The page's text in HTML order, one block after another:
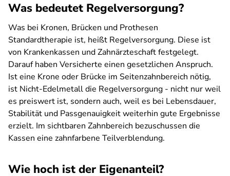
Was bedeutet Regelversorgung?
Was bei Kronen, Brücken und Prothesen
Standardtherapie ist, heißt Regelversorgung. Diese ist
von Krankenkassen und Zahnärzteschaft festgelegt.
Darauf haben Versicherte einen gesetzlichen Anspruch.
Ist eine Krone oder Brücke im Seitenzahnbereich nötig,
ist Nicht-Edelmetall die Regelversorgung - nicht nur weil
es preiswert ist, sondern auch, weil es bei Lebensdauer,
Stabilität und Passgenauigkeit weiterhin gute Ergebnisse
erzielt. Im sichtbaren Zahnbereich bezuschussen die
Kassen eine zahnfarbene Teilverblendung.
Wie hoch ist der Eigenanteil?